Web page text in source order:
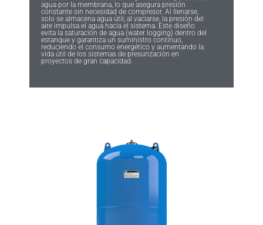
agua por la membrana, lo que asegura presión
constante sin necesidad de compresor. Al llenarse,
solo se almacena agua útil; al vaciarse, la presión del
aire impulsa el agua hacia el sistema. Este diseño
evita la saturación de agua (water logging) dentro del
estanque y garantiza un suministro continuo,
reduciendo el consumo energético y aumentando la
vida útil de los sistemas de presurización en
proyectos de gran capacidad.